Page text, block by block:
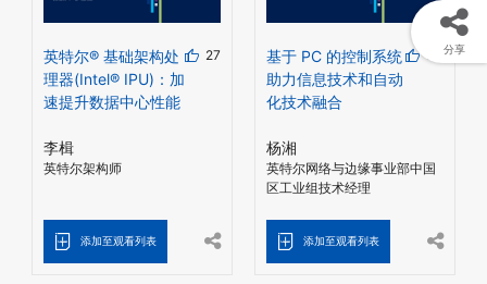
27
英特尔® 基础架构处
理器(Intel® IPU)：加
速提升数据中心性能
李楫
英特尔架构师
添加至观看列表
30
基于 PC 的控制系统
助力信息技术和自动
化技术融合
杨湘
英特尔网络与边缘事业部中国
区工业组技术经理
添加至观看列表
分享